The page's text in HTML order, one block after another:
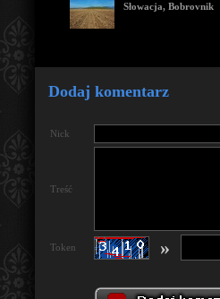
Słowacja, Bobrovnik
Dodaj komentarz
Nick
Treść
Token »